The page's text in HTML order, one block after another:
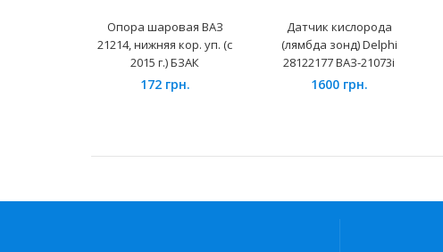
Опора шаровая ВАЗ
21214, нижняя кор. уп. (с
2015 г.) БЗАК
172 грн.
Датчик кислорода
(лямбда зонд) Delphi
28122177 ВАЗ-21073i
1600 грн.